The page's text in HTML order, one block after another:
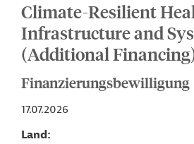
Climate-Resilient
Infrastructure and
(Additional
Finanzierungsbewilligung
17.07.2026
Land